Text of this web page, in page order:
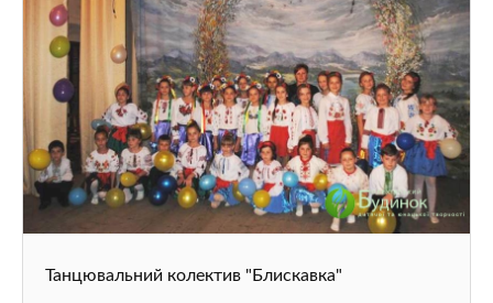
ДОДАТКОВІ МОЖЛИВОСТІ
Обрати мову сторінки
Танцювальний колектив "Блискавка"